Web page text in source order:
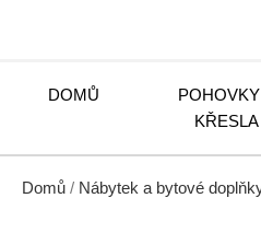
DOMŮ
KŘESLA
Domů / Nábytek a bytové